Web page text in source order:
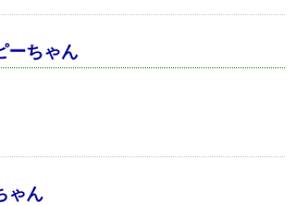
ーちゃん
ゃん